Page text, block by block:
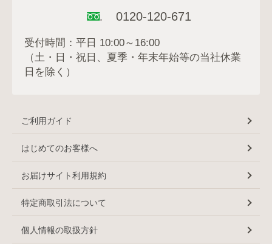
0120-120-671
受付時間：平日 10:00～16:00
（土・日・祝日、夏季・年末年始等の当社休業
日を除く）
ご利用ガイド
はじめてのお客様へ
お届けサイト利用規約
特定商取引法について
個人情報の取扱方針